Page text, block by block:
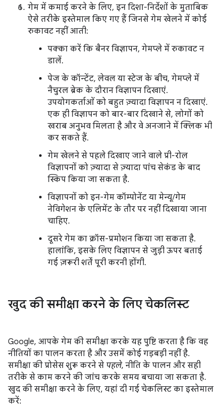
गेम में कमाई करने के लिए, इन दिशा-निर्देशों के मुताबिक
ऐसे तरीके इस्तेमाल किए गए हैं जिनसे गेम खेलने में कोई
रुकावट नहीं आती:
पक्का करें कि बैनर विज्ञापन, गेमप्ले में रुकावट न
डालें.
पेज के कॉन्टेंट, लेवल या स्टेज के बीच, गेमप्ले में
नैचुरल ब्रेक के दौरान विज्ञापन दिखाएं.
उपयोगकर्ताओं को बहुत ज़्यादा विज्ञापन न दिखाएं.
एक ही विज्ञापन को बार-बार दिखाने से, लोगों को
खराब अनुभव मिलता है और वे अनजाने में क्लिक भी
कर सकते हैं.
गेम खेलने से पहले दिखाए जाने वाले प्री-रोल
विज्ञापनों को ज़्यादा से ज़्यादा पांच सेकंड के बाद
स्किप किया जा सकता है.
विज्ञापनों को इन-गेम कॉम्पोनेंट या मेन्यू/गेम
नेविगेशन के एलिमेंट के तौर पर नहीं दिखाया जाना
चाहिए.
दूसरे गेम का क्रॉस-प्रमोशन किया जा सकता है.
हालांकि, इसके लिए विज्ञापन से जुड़ी ऊपर बताई
गई ज़रूरी शर्तें पूरी करनी होंगी.
खुद की समीक्षा करने के लिए चेकलिस्ट
Google, आपके गेम की समीक्षा करके यह पुष्टि करता है कि वह
नीतियों का पालन करता है और उसमें कोई गड़बड़ी नहीं है.
समीक्षा की प्रोसेस शुरू करने से पहले, नीति के पालन और सही
तरीके से काम करने की जांच करके समय बचाया जा सकता है.
खुद की समीक्षा करने के लिए, यहां दी गई चेकलिस्ट का इस्तेमाल
करें: